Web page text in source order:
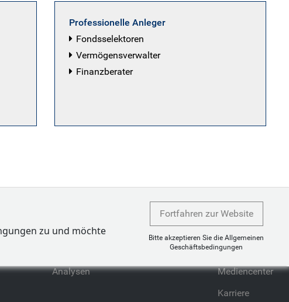
Investment Team von RBC GAM. Er unterstützt die
von ESG-Faktoren (Umwelt, Soziales, Governance) in
betreibt aktives Stewardship und erstellt aussagekräftige
Vermögensanlage. Zudem ist er in ESG-
Leitlinien und strategische Initiativen zu Themen wie
involviert. Bevor er 2013 zu RBC GAM kam,
hat einen Bachelor of Commerce in Public Management
Analysen
Unternehmen
Mediencenter
Karriere
Professionelle Anleger
Fondsselektoren
Vermögensverwalter
Finanzberater
zu und möchte
Fortfahren zur Website
Bitte akzeptieren Sie die Allgemeinen
Geschäftsbedingungen